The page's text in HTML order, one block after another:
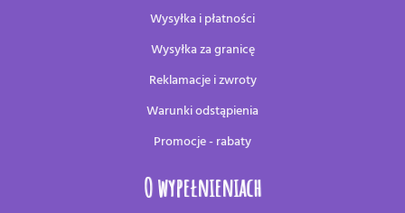
Wysyłka i płatności
Wysyłka za granicę
Reklamacje i zwroty
Warunki odstąpienia
Promocje - rabaty
O wypełnieniach